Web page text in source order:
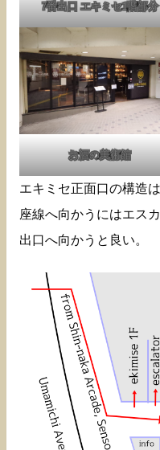
7番出口 エキミセ1階部分
お酒の美術館
エキミセ正面口の構造
座線へ向かうにはエス
出口へ向かうと良い。